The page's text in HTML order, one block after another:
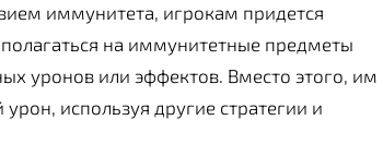
иммунитета, игрокам придется
на иммунитетные предметы
уронов или эффектов. Вместо этого, им
используя другие стратегии и